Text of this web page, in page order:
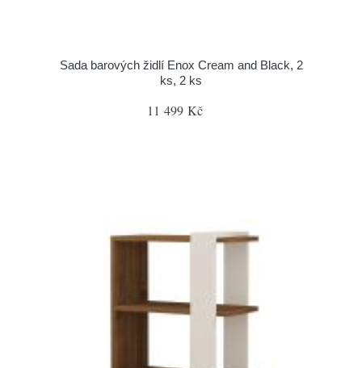
Sada barových židlí Enox Cream and Black, 2
ks, 2 ks
11 499 Kč